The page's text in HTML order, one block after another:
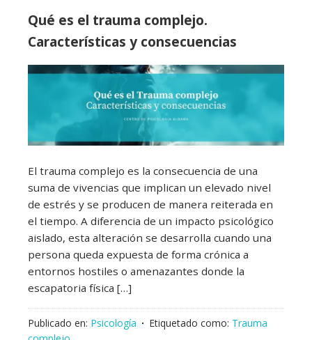
Qué es el trauma complejo.
Características y consecuencias
El trauma complejo es la consecuencia de una
suma de vivencias que implican un elevado nivel
de estrés y se producen de manera reiterada en
el tiempo. A diferencia de un impacto psicológico
aislado, esta alteración se desarrolla cuando una
persona queda expuesta de forma crónica a
entornos hostiles o amenazantes donde la
escapatoria física […]
Publicado en: Psicología Etiquetado como: Trauma